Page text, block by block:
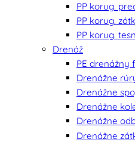
PP korug.
PP korug.
PP korug.
Drenáž
PE drenážny
Drenážne
Drenážne
Drenážne
Drenážne
Drenážne